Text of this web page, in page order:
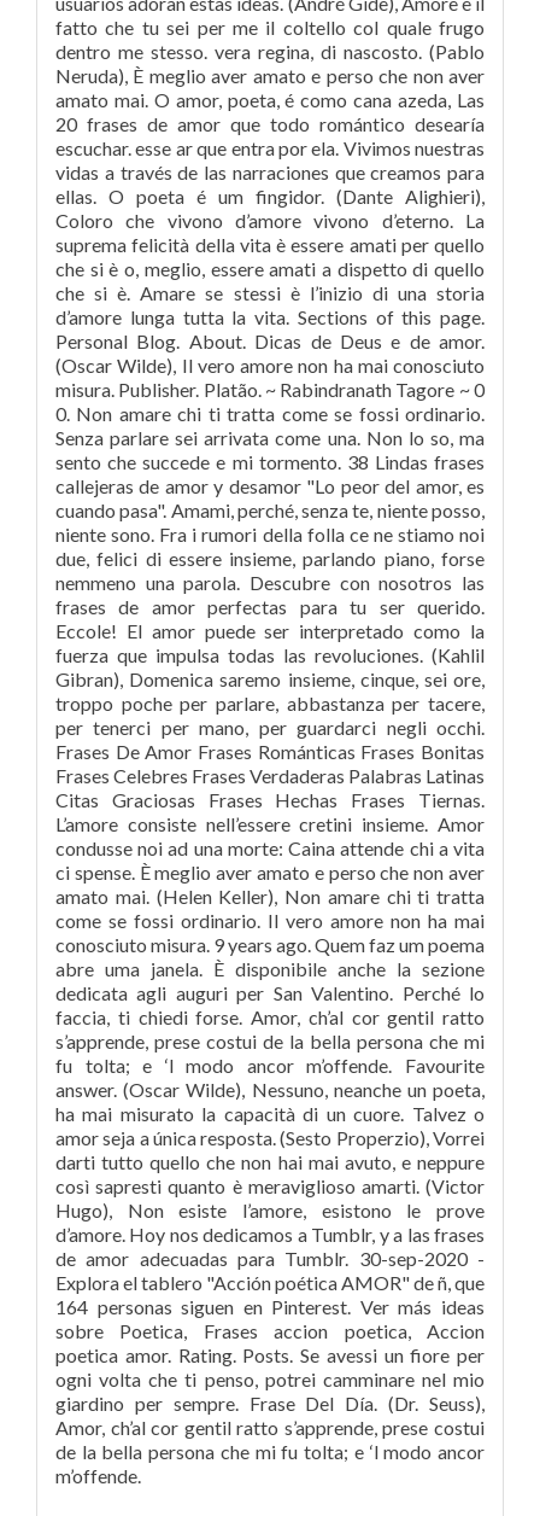
fatto che tu sei per me il coltello col quale frugo
dentro me stesso. vera regina, di nascosto. (Pablo
Neruda), È meglio aver amato e perso che non aver
amato mai. O amor, poeta, é como cana azeda, Las
20 frases de amor que todo romántico desearía
escuchar. esse ar que entra por ela. Vivimos nuestras
vidas a través de las narraciones que creamos para
ellas. O poeta é um fingidor. (Dante Alighieri),
Coloro che vivono d’amore vivono d’eterno. La
suprema felicità della vita è essere amati per quello
che si è o, meglio, essere amati a dispetto di quello
che si è. Amare se stessi è l’inizio di una storia
d’amore lunga tutta la vita. Sections of this page.
Personal Blog. About. Dicas de Deus e de amor.
(Oscar Wilde), Il vero amore non ha mai conosciuto
misura. Publisher. Platão. ~ Rabindranath Tagore ~ 0
0. Non amare chi ti tratta come se fossi ordinario.
Senza parlare sei arrivata come una. Non lo so, ma
sento che succede e mi tormento. 38 Lindas frases
callejeras de amor y desamor "Lo peor del amor, es
cuando pasa". Amami, perché, senza te, niente posso,
niente sono. Fra i rumori della folla ce ne stiamo noi
due, felici di essere insieme, parlando piano, forse
nemmeno una parola. Descubre con nosotros las
frases de amor perfectas para tu ser querido.
Eccole! El amor puede ser interpretado como la
fuerza que impulsa todas las revoluciones. (Kahlil
Gibran), Domenica saremo insieme, cinque, sei ore,
troppo poche per parlare, abbastanza per tacere,
per tenerci per mano, per guardarci negli occhi.
Frases De Amor Frases Románticas Frases Bonitas
Frases Celebres Frases Verdaderas Palabras Latinas
Citas Graciosas Frases Hechas Frases Tiernas.
L’amore consiste nell’essere cretini insieme. Amor
condusse noi ad una morte: Caina attende chi a vita
ci spense. È meglio aver amato e perso che non aver
amato mai. (Helen Keller), Non amare chi ti tratta
come se fossi ordinario. Il vero amore non ha mai
conosciuto misura. 9 years ago. Quem faz um poema
abre uma janela. È disponibile anche la sezione
dedicata agli auguri per San Valentino. Perché lo
faccia, ti chiedi forse. Amor, ch’al cor gentil ratto
s’apprende, prese costui de la bella persona che mi
fu tolta; e ‘l modo ancor m’offende. Favourite
answer. (Oscar Wilde), Nessuno, neanche un poeta,
ha mai misurato la capacità di un cuore. Talvez o
amor seja a única resposta. (Sesto Properzio), Vorrei
darti tutto quello che non hai mai avuto, e neppure
così sapresti quanto è meraviglioso amarti. (Victor
Hugo), Non esiste l’amore, esistono le prove
d’amore. Hoy nos dedicamos a Tumblr, y a las frases
de amor adecuadas para Tumblr. 30-sep-2020 -
Explora el tablero "Acción poética AMOR" de ñ, que
164 personas siguen en Pinterest. Ver más ideas
sobre Poetica, Frases accion poetica, Accion
poetica amor. Rating. Posts. Se avessi un fiore per
ogni volta che ti penso, potrei camminare nel mio
giardino per sempre. Frase Del Día. (Dr. Seuss),
Amor, ch’al cor gentil ratto s’apprende, prese costui
de la bella persona che mi fu tolta; e ‘l modo ancor
m’offende.